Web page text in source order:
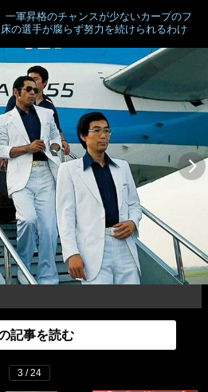
一軍昇格のチャンスが少ないカープのフ
の選手が腐らず努力を続けられるわけ
記事を読む
3 / 24